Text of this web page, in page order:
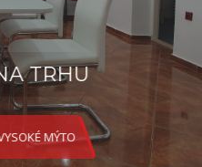
TRHU
MÝTO